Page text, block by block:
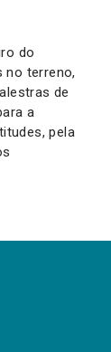
do
no terreno,
de
a
pela